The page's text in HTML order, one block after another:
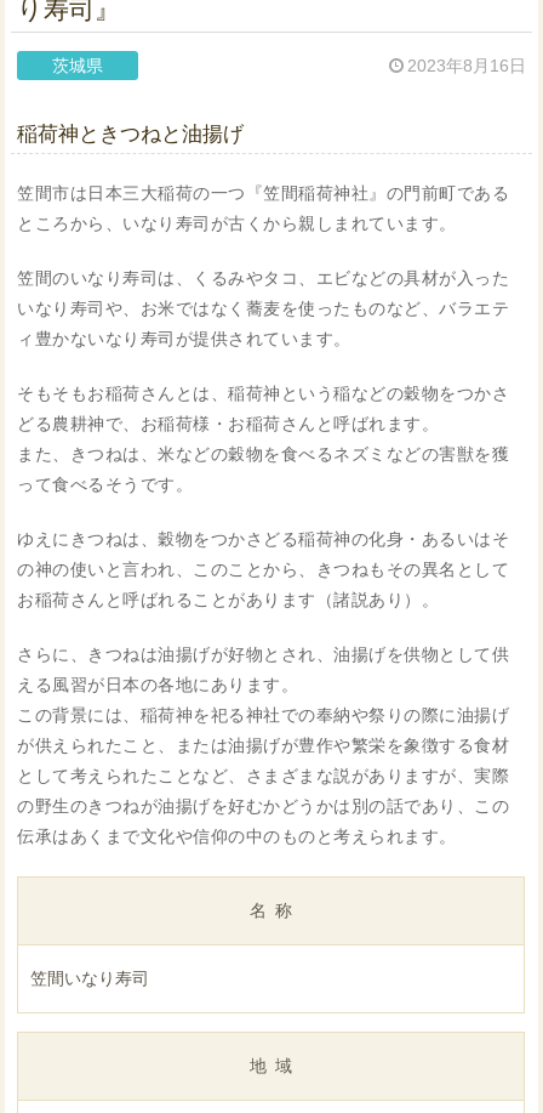
り寿司』
茨城県 2023年8月16日
稲荷神ときつねと油揚げ
笠間市は日本三大稲荷の一つ『笠間稲荷神社』の門前町である
ところから、いなり寿司が古くから親しまれています。
笠間のいなり寿司は、くるみやタコ、エビなどの具材が入った
いなり寿司や、お米ではなく蕎麦を使ったものなど、バラエテ
ィ豊かないなり寿司が提供されています。
そもそもお稲荷さんとは、稲荷神という稲などの穀物をつかさ
どる農耕神で、お稲荷様・お稲荷さんと呼ばれます。
また、きつねは、米などの穀物を食べるネズミなどの害獣を獲
って食べるそうです。
ゆえにきつねは、穀物をつかさどる稲荷神の化身・あるいはそ
の神の使いと言われ、このことから、きつねもその異名として
お稲荷さんと呼ばれることがあります（諸説あり）。
さらに、きつねは油揚げが好物とされ、油揚げを供物として供
える風習が日本の各地にあります。
この背景には、稲荷神を祀る神社での奉納や祭りの際に油揚げ
が供えられたこと、または油揚げが豊作や繁栄を象徴する食材
として考えられたことなど、さまざまな説がありますが、実際
の野生のきつねが油揚げを好むかどうかは別の話であり、この
伝承はあくまで文化や信仰の中のものと考えられます。
名称
笠間いなり寿司
地域